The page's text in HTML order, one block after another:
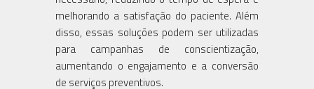
melhorando a satisfação do paciente. Além
disso, essas soluções podem ser utilizadas
para campanhas de conscientização,
aumentando o engajamento e a conversão
de serviços preventivos.